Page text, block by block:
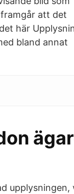
att det
här
bland annat
upplysningen,